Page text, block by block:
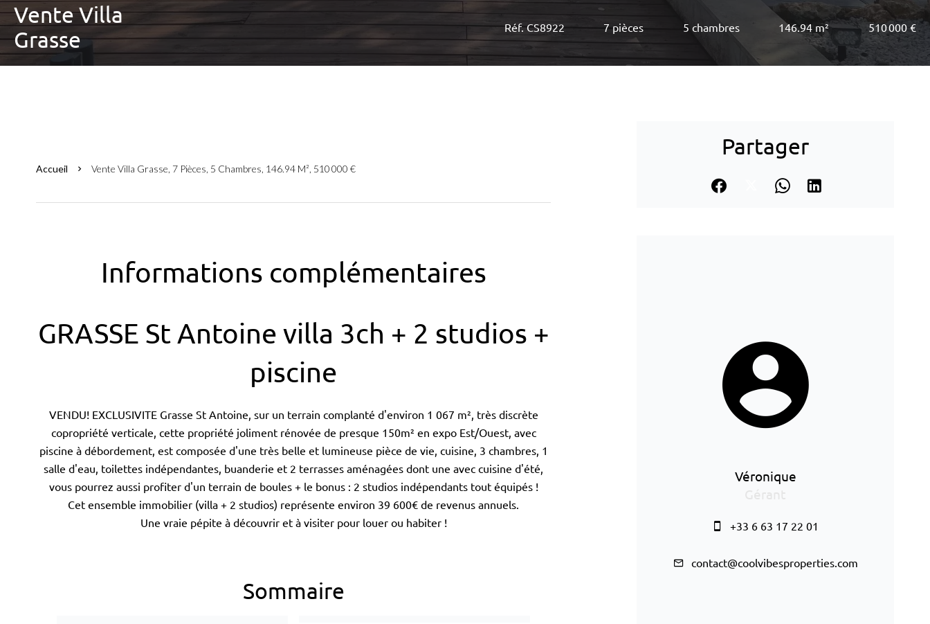
Vente Villa
Grasse
Réf. CS8922 7 pièces 5 chambres 146.94 m² 510 000 €
Accueil Vente Villa Grasse, 7 Pièces, 5 Chambres, 146.94 M², 510 000 €
Informations complémentaires
GRASSE St Antoine villa 3ch + 2 studios +
piscine
VENDU! EXCLUSIVITE Grasse St Antoine, sur un terrain complanté d'environ 1 067 m², très discrète
copropriété verticale, cette propriété joliment rénovée de presque 150m² en expo Est/Ouest, avec
piscine à débordement, est composée d'une très belle et lumineuse pièce de vie, cuisine, 3 chambres, 1
salle d'eau, toilettes indépendantes, buanderie et 2 terrasses aménagées dont une avec cuisine d'été,
vous pourrez aussi profiter d'un terrain de boules + le bonus : 2 studios indépendants tout équipés !
Cet ensemble immobilier (villa + 2 studios) représente environ 39 600€ de revenus annuels.
Une vraie pépite à découvrir et à visiter pour louer ou habiter !
Sommaire
Partager
Véronique
+33 6 63 17 22 01
contact@coolvibesproperties.com